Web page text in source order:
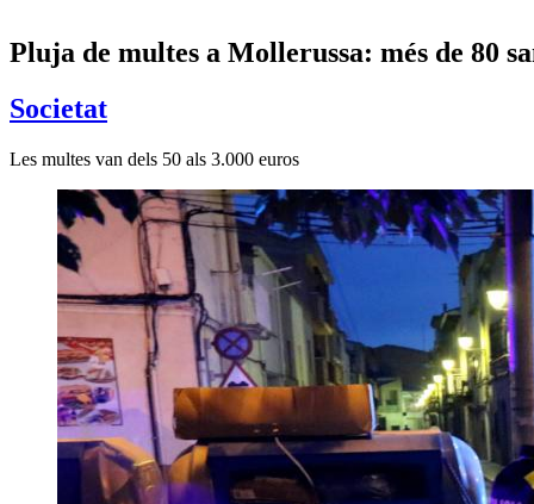
Pluja de multes a Mollerussa: més de 80
Societat
Les multes van dels 50 als 3.000 euros